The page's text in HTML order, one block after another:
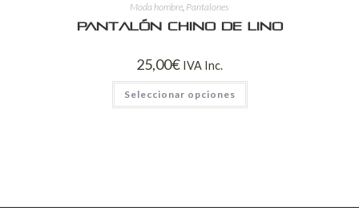
Moda hombre, Pantalones
Pantalón chino de lino
25,00€ IVA Inc.
Seleccionar opciones